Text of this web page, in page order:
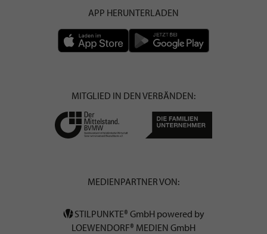
APP HERUNTERLADEN
MITGLIED IN DEN VERBÄNDEN:
MEDIENPARTNER VON:
STILPUNKTE® GmbH powered by
LOEWENDORF® MEDIEN GmbH